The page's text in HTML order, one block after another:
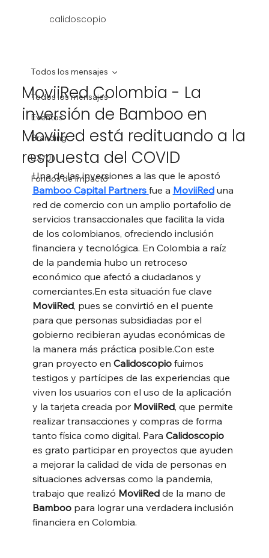
calidoscopio
Todos los mensajes
Eventos
Branding
UX/UI
Fondos de Impacto
Todos los mensajes
MoviiRed Colombia - La
inversión de Bamboo en
Moviired está redituando a la
respuesta del COVID
Una de las inversiones a las que le apostó
Bamboo Capital Partners fue a MoviiRed una
red de comercio con un amplio portafolio de
servicios transaccionales que facilita la vida
de los colombianos, ofreciendo inclusión
financiera y tecnológica. En Colombia a raíz
de la pandemia hubo un retroceso
económico que afectó a ciudadanos y
comerciantes.En esta situación fue clave
MoviiRed, pues se convirtió en el puente
para que personas subsidiadas por el
gobierno recibieran ayudas económicas de
la manera más práctica posible.Con este
gran proyecto en Calidoscopio fuimos
testigos y partícipes de las experiencias que
viven los usuarios con el uso de la aplicación
y la tarjeta creada por MoviiRed, que permite
realizar transacciones y compras de forma
tanto física como digital. Para Calidoscopio
es grato participar en proyectos que ayuden
a mejorar la calidad de vida de personas en
situaciones adversas como la pandemia,
trabajo que realizó MoviiRed de la mano de
Bamboo para lograr una verdadera inclusión
financiera en Colombia.